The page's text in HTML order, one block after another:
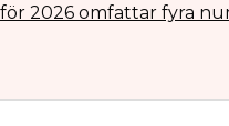
2026 omfattar fyra